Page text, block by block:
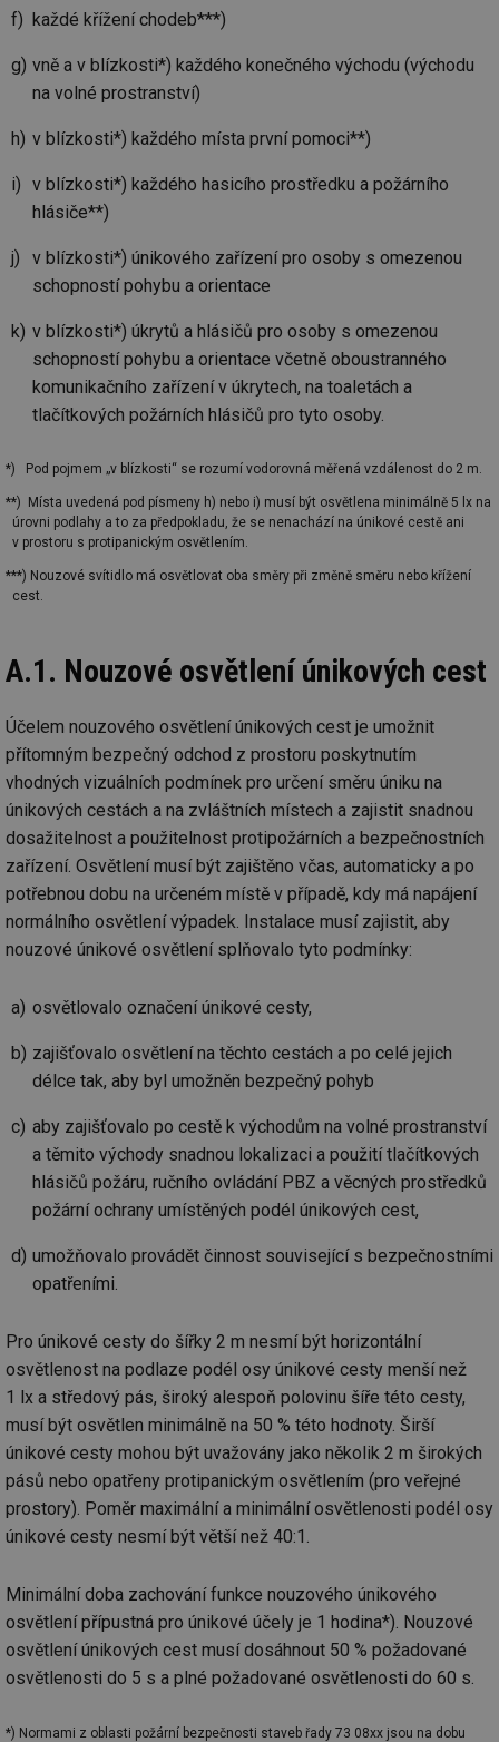
každé křížení chodeb***)
vně a v blízkosti*) každého konečného východu (východu
na volné prostranství)
v blízkosti*) každého místa první pomoci**)
v blízkosti*) každého hasicího prostředku a požárního
hlásiče**)
v blízkosti*) únikového zařízení pro osoby s omezenou
schopností pohybu a orientace
v blízkosti*) úkrytů a hlásičů pro osoby s omezenou
schopností pohybu a orientace včetně oboustranného
komunikačního zařízení v úkrytech, na toaletách a
tlačítkových požárních hlásičů pro tyto osoby.
*) Pod pojmem „v blízkosti“ se rozumí vodorovná měřená vzdálenost do 2 m.
**) Místa uvedená pod písmeny h) nebo i) musí být osvětlena minimálně 5 lx na
úrovni podlahy a to za předpokladu, že se nenachází na únikové cestě ani
v prostoru s protipanickým osvětlením.
***) Nouzové svítidlo má osvětlovat oba směry při změně směru nebo křížení
cest.
A.1. Nouzové osvětlení únikových cest
Účelem nouzového osvětlení únikových cest je umožnit
přítomným bezpečný odchod z prostoru poskytnutím
vhodných vizuálních podmínek pro určení směru úniku na
únikových cestách a na zvláštních místech a zajistit snadnou
dosažitelnost a použitelnost protipožárních a bezpečnostních
zařízení. Osvětlení musí být zajištěno včas, automaticky a po
potřebnou dobu na určeném místě v případě, kdy má napájení
normálního osvětlení výpadek. Instalace musí zajistit, aby
nouzové únikové osvětlení splňovalo tyto podmínky:
osvětlovalo označení únikové cesty,
zajišťovalo osvětlení na těchto cestách a po celé jejich
délce tak, aby byl umožněn bezpečný pohyb
aby zajišťovalo po cestě k východům na volné prostranství
a těmito východy snadnou lokalizaci a použití tlačítkových
hlásičů požáru, ručního ovládání PBZ a věcných prostředků
požární ochrany umístěných podél únikových cest,
umožňovalo provádět činnost související s bezpečnostními
opatřeními.
Pro únikové cesty do šířky 2 m nesmí být horizontální
osvětlenost na podlaze podél osy únikové cesty menší než
1 lx a středový pás, široký alespoň polovinu šíře této cesty,
musí být osvětlen minimálně na 50 % této hodnoty. Širší
únikové cesty mohou být uvažovány jako několik 2 m širokých
pásů nebo opatřeny protipanickým osvětlením (pro veřejné
prostory). Poměr maximální a minimální osvětlenosti podél osy
únikové cesty nesmí být větší než 40:1.
Minimální doba zachování funkce nouzového únikového
osvětlení přípustná pro únikové účely je 1 hodina*). Nouzové
osvětlení únikových cest musí dosáhnout 50 % požadované
osvětlenosti do 5 s a plné požadované osvětlenosti do 60 s.
*) Normami z oblasti požární bezpečnosti staveb řady 73 08xx jsou na dobu